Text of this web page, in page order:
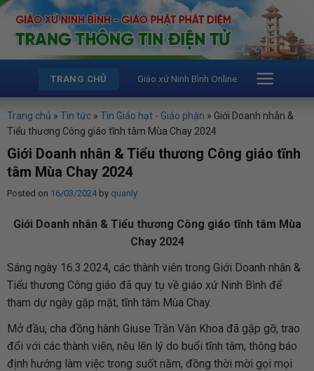
Skip
content
TRANG CHỦ Giáo xứ Ninh Bình Online
Trang chủ » Tin tức » Tin Giáo hạt - Giáo phận » Giới Doanh nhân &
Tiểu thương Công giáo tĩnh tâm Mùa Chay 2024
Giới Doanh nhân & Tiểu thương Công giáo tĩnh
tâm Mùa Chay 2024
Posted on 16/03/2024by quanly
Giới Doanh nhân & Tiểu thương Công giáo tĩnh tâm Mùa
Chay 2024
Sáng ngày 16.3.2024, các thành viên trong Giới Doanh nhân &
Tiểu thương Công giáo đã quy tụ về giáo xứ Ninh Bình để
tham dự ngày gặp mặt, tĩnh tâm Mùa Chay.
Mở đầu, cha đồng hành Giuse Trần Văn Khoa đã gặp gỡ, trao
đổi với các thành viên, nêu lên lý do buổi tĩnh tâm, thông báo
định hướng làm việc trong suốt năm, đồng thời mời gọi mọi